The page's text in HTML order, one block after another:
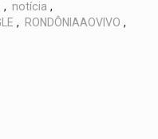
, notícia ,
, RONDÔNIAAOVIVO ,